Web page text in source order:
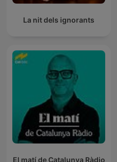
La nit dels ignorants
El matí de Catalunya Ràdio